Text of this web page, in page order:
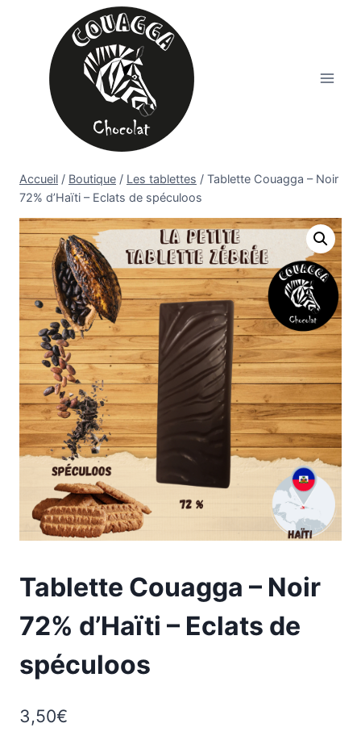
Accueil / Boutique / Les tablettes / Tablette Couagga – Noir
72% d’Haïti – Eclats de spéculoos
Tablette Couagga – Noir
72% d’Haïti – Eclats de
spéculoos
3,50€